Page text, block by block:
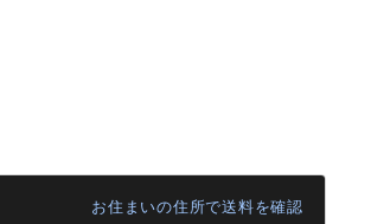
お住まいの住所で送料を確認